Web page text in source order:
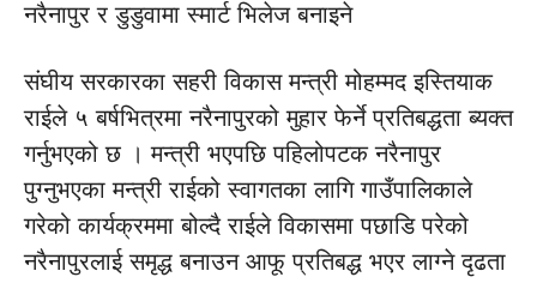
नरैनापुर र डुडुवामा स्मार्ट भिलेज बनाइने
संघीय सरकारका सहरी विकास मन्त्री मोहम्मद इस्तियाक
राईले ५ बर्षभित्रमा नरैनापुरको मुहार फेर्ने प्रतिबद्धता ब्यक्त
गर्नुभएको छ । मन्त्री भएपछि पहिलोपटक नरैनापुर
पुग्नुभएका मन्त्री राईको स्वागतका लागि गाउँपालिकाले
गरेको कार्यक्रममा बोल्दै राईले विकासमा पछाडि परेको
नरैनापुरलाई समृद्ध बनाउन आफू प्रतिबद्ध भएर लाग्ने दृढता